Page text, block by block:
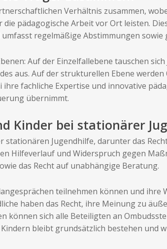
Verhältnis zusammen,
pädagogische Arbeit vor Ort leisten.
regelmäßige Abstimmungen
Auf der Einzelfallebene tauschen
aus. Auf der strukturellen Ebene
fachliche Expertise und innovative
übernimmt.
Kinder bei stationärer
stationären Jugendhilfe, darunter das
Hilfeverlauf und Widerspruch gegen
das Recht auf unabhängige Beratung.
teilnehmen können und ihre
haben das Recht, ihre Meinung zu
können sich alle Beteiligten an
bleibt grundsätzlich bestehen und